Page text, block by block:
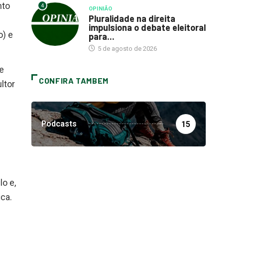
e
e,
4 OPINIÃO
Pluralidade na direita
impulsiona o debate eleitoral
para...
5 de agosto de 2026
CONFIRA TAMBEM
Podcasts 15